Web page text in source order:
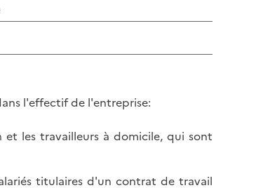
l'effectif de l'entreprise:
les travailleurs à domicile, qui sont
titulaires d'un contrat de travail